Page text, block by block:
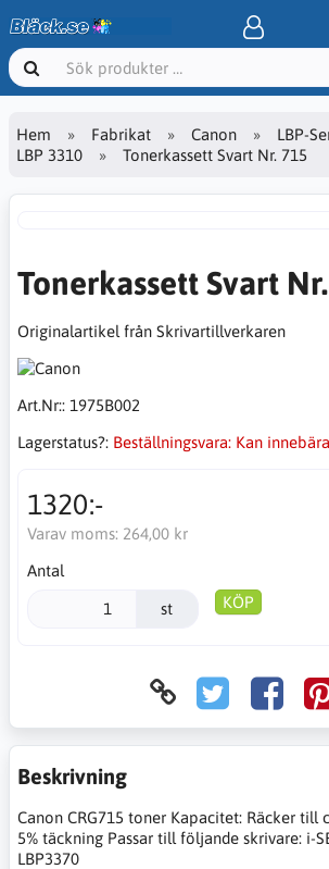
Hem Fabrikat Canon
LBP-
LBP 3310
Tonerkassett Svart Nr. 715
Tonerkassett Svart
Originalartikel från Skrivartillverkaren
Art.Nr:: 1975B002
Lagerstatus?: Beställningsvara: Kan
1320:-
Varav moms: 264,00 kr
Antal
st KÖP
Beskrivning
Canon CRG715 toner Kapacitet: Räcker till
5% täckning Passar till följande skrivare: i-
LBP3370